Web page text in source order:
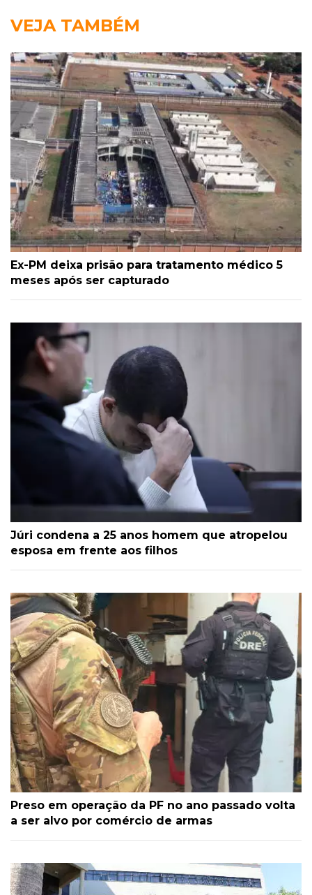
VEJA TAMBÉM
Ex-PM deixa prisão para tratamento médico 5
meses após ser capturado
Júri condena a 25 anos homem que atropelou
esposa em frente aos filhos
Preso em operação da PF no ano passado volta
a ser alvo por comércio de armas